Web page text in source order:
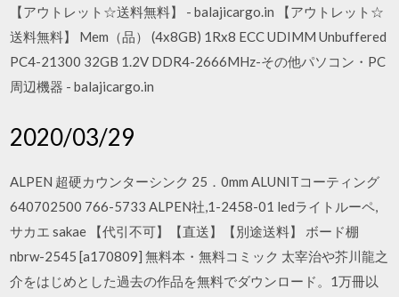
【アウトレット☆送料無料】 - balajicargo.in 【アウトレット☆
送料無料】 Mem（品） (4x8GB) 1Rx8 ECC UDIMM Unbuffered
PC4-21300 32GB 1.2V DDR4-2666MHz-その他パソコン・PC
周辺機器 - balajicargo.in
2020/03/29
ALPEN 超硬カウンターシンク 25．0mm ALUNITコーティング
640702500 766-5733 ALPEN社,1-2458-01 ledライトルーペ,
サカエ sakae 【代引不可】【直送】【別途送料】 ボード棚
nbrw-2545 [a170809] 無料本・無料コミック 太宰治や芥川龍之
介をはじめとした過去の作品を無料でダウンロード。1万冊以